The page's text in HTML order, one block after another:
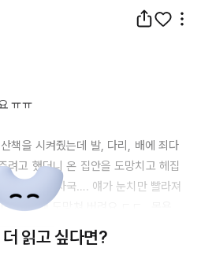
ㅠㅠ
책을 시켜줬는데 발, 다리, 배에 죄다
려고 했더니 온 집안을 도망치고 헤집
고 검정발자국…. 얘가 눈치만 빨라져
어느새 도망쳐 버려요 ㄷㄷ.. 목욕
해줘봤는데 소용이없네요 ㅠㅠㅋㅋ
데려갈 수 밖에…
읽고 싶다면?